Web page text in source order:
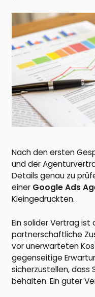
Nach den ersten
und der
Details genau zu
einer Google Ads
Kleingedruckten.
Ein solider Vertrag ist
partnerschaftliche
vor unerwarteten
gegenseitige
sicherzustellen, dass
behalten. Ein guter